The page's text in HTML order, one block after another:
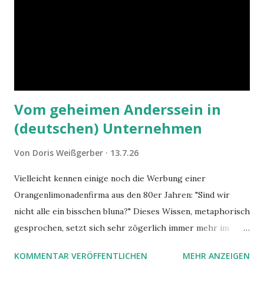
Vom geheimen Anderssein in
(deutschen) Unternehmen
Von Doris Weißgerber 13.7.26
Vielleicht kennen einige noch die Werbung einer
Orangenlimonadenfirma aus den 80er Jahren: "Sind wir
nicht alle ein bisschen bluna?" Dieses Wissen, metaphorisch
gesprochen, setzt sich sehr zögerlich immer mehr im
gleich. Im Arbeitskontext kann es zu nicht verstandenen
KOMMENTAR VERÖFFENTLICHEN MEHR ANZEIGEN